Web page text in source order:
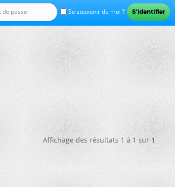
Se souvenir de moi ?
Affichage des résultats 1 à 1 sur 1